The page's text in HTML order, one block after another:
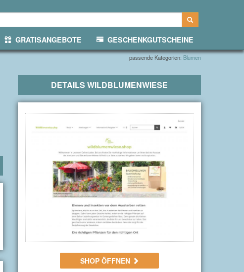
GRATISANGEBOTE GESCHENKGUTSCHEINE
passende Kategorien: Blumen
DETAILS WILDBLUMENWIESE
SHOP ÖFFNEN